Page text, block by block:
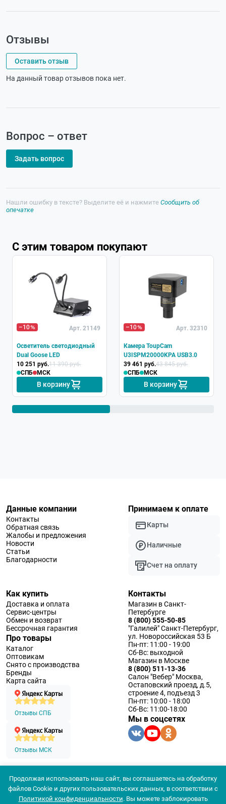
Отзывы
Оставить отзыв
На данный товар отзывов пока нет.
Вопрос – ответ
Задать вопрос
Нашли ошибку в тексте? Выделите её и нажмите Сообщить об
опечатке
С этим товаром покупают
–10 Арт. 21149
Осветитель светодиодный
Dual Goose LED
10 251 руб.11 390 руб.
СПБ
МСК
В корзину
–10 Арт. 32310
Камера ToupCam
U3ISPM20000KPA USB3.0
39 461 руб.43 845 руб.
СПБ
МСК
В корзину
Данные компании
Контакты
Обратная связь
Жалобы и предложения
Новости
Статьи
Благодарности
Принимаем к оплате
Карты
Наличные
Счет на оплату
Как купить
Доставка и оплата
Сервис-центры
Обмен и возврат
Бессрочная гарантия
Про товары
Каталог
Оптовикам
Снято с производства
Бренды
Карта сайта
Отзывы СПБ
Отзывы МСК
Контакты
Магазин в Санкт-
Петербурге
8 (800) 555-50-85
"Галилей" Санкт-Петербург,
ул. Новороссийская 53 Б
Пн-пт: 11:00 - 19:00
Сб-Вс: выходной
Магазин в Москве
8 (800) 511-13-36
Салон "Вебер" Москва,
Остаповский проезд, д.5,
строение 4, подъезд 3
Пн-пт: 10:00 - 18:00
Сб-Вс: 11:00-18:00
Мы в соцсетях
© 1994 — 2026 ООО «Наблюдательные приборы»
Политика конфеденциальности
Согласие на обработку персональных данных
Продолжая использовать наш сайт, вы соглашаетесь на обработку
файлов Cookie и других пользовательских данных, в соответствии с
Политикой конфиденциальности. Вы можете заблокировать